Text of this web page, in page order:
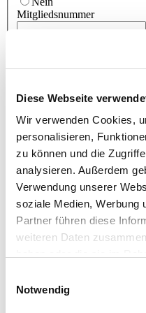
Diese Webseite
Wir verwenden Cookies,
personalisieren,
zu können und die
analysieren. Außerdem
Verwendung unserer
soziale Medien, Werbung
Partner führen diese
weiteren Daten
Notwendig
Mitgliedsnummer
Ich buche zusätzlich den
der D-Themen für 1.450,-
Buchung Intensivtag*
Ja
Nein
Ich bestelle zusätzlich das
Version für 83,- Euro inkl.
Bestellung PM4 Print*
Ja
Nein
Anmeldeunterlagen und
Qualitätssicherung des